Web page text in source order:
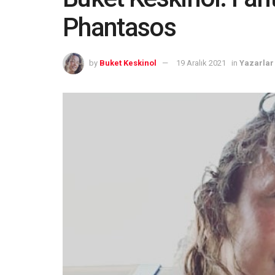
Phantasos
by Buket Keskinol 19 Aralık 2021 in Yazarlar